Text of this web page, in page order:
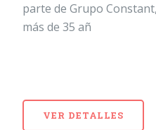
parte de Grupo
más de 35 añ
VER DETALLES